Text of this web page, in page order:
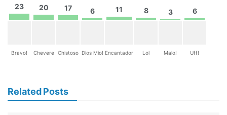
23
Bravo!
20
Chevere
17
Chistoso
6
Dios Mio!
11
Encantador
8
Lol
3
Malo!
6
Uff!
Related Posts